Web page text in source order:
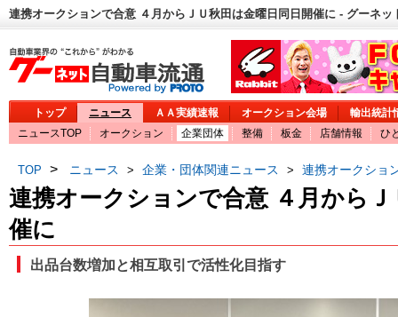
連携オークションで合意 ４月からＪＵ秋田は金曜日同日開催に - グーネッ
トップ ニュース ＡＡ実績速報 オークション会場
輸出統計
ニュースTOP
オークション 企業団体 整備 板金 店舗情報 ひ
TOP > ニュース > 企業・団体関連ニュース > 連携オークショ
連携オークションで合意 ４月から
催に
出品台数増加と相互取引で活性化目指す